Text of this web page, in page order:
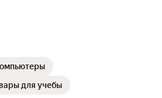
для учебы